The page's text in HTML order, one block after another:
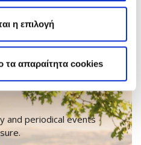
η επιλογή
τα απαραίτητα cookies
and periodical events